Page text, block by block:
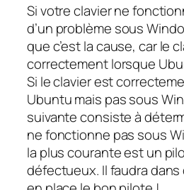
Si votre clavier ne
d’un problème sous
que c’est la cause, car le
correctement lorsque
Si le clavier est
Ubuntu mais pas sous
suivante consiste à
ne fonctionne pas sous
la plus courante est un
défectueux. Il faudra